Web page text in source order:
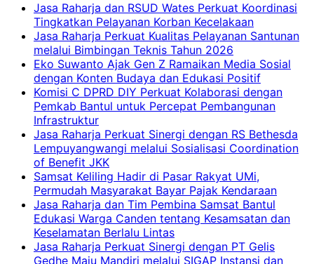
Jasa Raharja dan RSUD Wates Perkuat Koordinasi
Tingkatkan Pelayanan Korban Kecelakaan
Jasa Raharja Perkuat Kualitas Pelayanan Santunan
melalui Bimbingan Teknis Tahun 2026
Eko Suwanto Ajak Gen Z Ramaikan Media Sosial
dengan Konten Budaya dan Edukasi Positif
Komisi C DPRD DIY Perkuat Kolaborasi dengan
Pemkab Bantul untuk Percepat Pembangunan
Infrastruktur
Jasa Raharja Perkuat Sinergi dengan RS Bethesda
Lempuyangwangi melalui Sosialisasi Coordination
of Benefit JKK
Samsat Keliling Hadir di Pasar Rakyat UMi,
Permudah Masyarakat Bayar Pajak Kendaraan
Jasa Raharja dan Tim Pembina Samsat Bantul
Edukasi Warga Canden tentang Kesamsatan dan
Keselamatan Berlalu Lintas
Jasa Raharja Perkuat Sinergi dengan PT Gelis
Gedhe Maju Mandiri melalui SIGAP Instansi dan